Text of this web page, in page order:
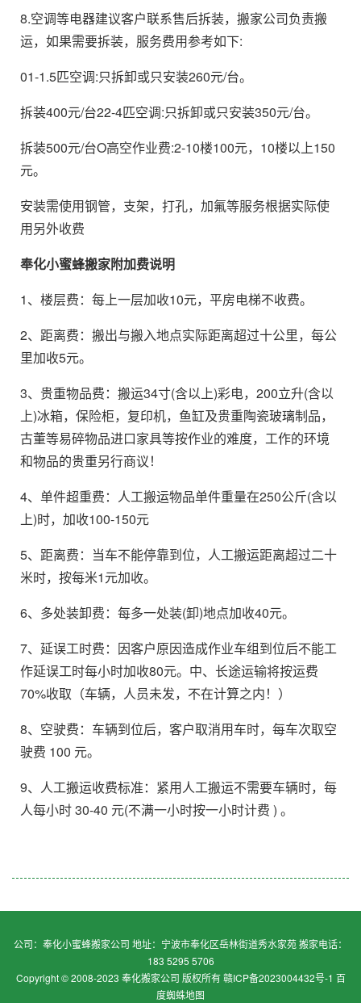
8.空调等电器建议客户联系售后拆装，搬家公司负责搬
运，如果需要拆装，服务费用参考如下:
01-1.5匹空调:只拆卸或只安装260元/台。
拆装400元/台22-4匹空调:只拆卸或只安装350元/台。
拆装500元/台O高空作业费:2-10楼100元，10楼以上150
元。
安装需使用钢管，支架，打孔，加氟等服务根据实际使
用另外收费
奉化小蜜蜂搬家附加费说明
1、楼层费：每上一层加收10元，平房电梯不收费。
2、距离费：搬出与搬入地点实际距离超过十公里，每公
里加收5元。
3、贵重物品费：搬运34寸(含以上)彩电，200立升(含以
上)冰箱，保险柜，复印机，鱼缸及贵重陶瓷玻璃制品，
古董等易碎物品进口家具等按作业的难度，工作的环境
和物品的贵重另行商议！
4、单件超重费：人工搬运物品单件重量在250公斤(含以
上)时，加收100-150元
5、距离费：当车不能停靠到位，人工搬运距离超过二十
米时，按每米1元加收。
6、多处装卸费：每多一处装(卸)地点加收40元。
7、延误工时费：因客户原因造成作业车组到位后不能工
作延误工时每小时加收80元。中、长途运输将按运费
70%收取（车辆，人员未发，不在计算之内！）
8、空驶费：车辆到位后，客户取消用车时，每车次取空
驶费 100 元。
9、人工搬运收费标准：紧用人工搬运不需要车辆时，每
人每小时 30-40 元(不满一小时按一小时计费 ) 。
公司：奉化小蜜蜂搬家公司 地址：宁波市奉化区岳林街道秀水家苑 搬家电话：
183 5295 5706
Copyright © 2008-2023 奉化搬家公司 版权所有赣ICP备2023004432号-1 百
度蜘蛛地图